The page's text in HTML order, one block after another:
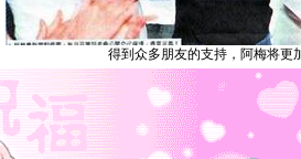
得到众多朋友的支持，阿梅将更